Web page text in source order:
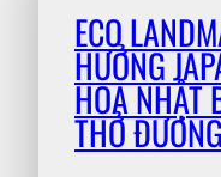
ECO
HƯỞNG
HOA NHẬT
THỞ